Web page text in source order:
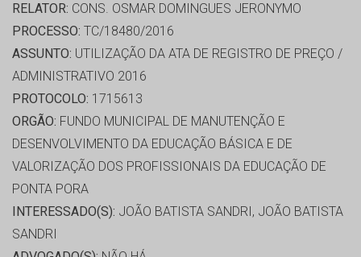
RELATOR: CONS. OSMAR DOMINGUES JERONYMO
PROCESSO: TC/18480/2016
ASSUNTO: UTILIZAÇÃO DA ATA DE REGISTRO DE PREÇO /
ADMINISTRATIVO 2016
PROTOCOLO: 1715613
ORGÃO: FUNDO MUNICIPAL DE MANUTENÇÃO E
DESENVOLVIMENTO DA EDUCAÇÃO BÁSICA E DE
VALORIZAÇÃO DOS PROFISSIONAIS DA EDUCAÇÃO DE
PONTA PORA
INTERESSADO(S): JOÃO BATISTA SANDRI, JOÃO BATISTA
SANDRI